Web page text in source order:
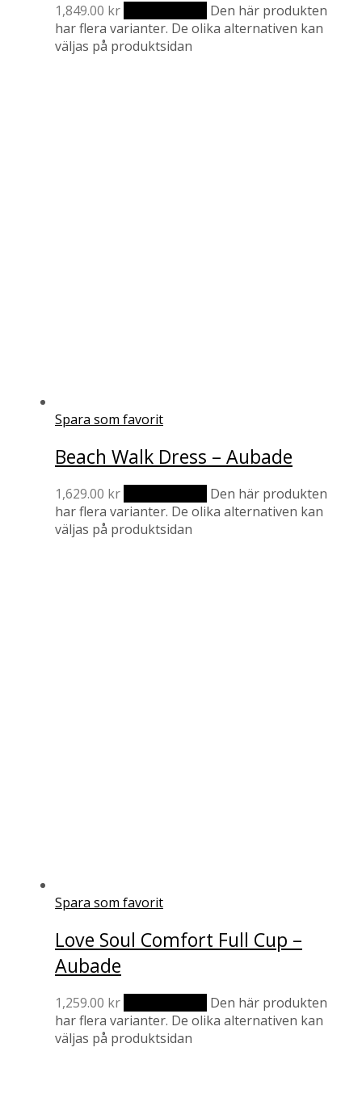
1,849.00 kr
Den här produkten
har flera varianter. De olika alternativen kan
väljas på produktsidan
Spara som favorit
Beach Walk Dress – Aubade
1,629.00 kr
Den här produkten
har flera varianter. De olika alternativen kan
väljas på produktsidan
Spara som favorit
Love Soul Comfort Full Cup –
Aubade
1,259.00 kr
Den här produkten
har flera varianter. De olika alternativen kan
väljas på produktsidan